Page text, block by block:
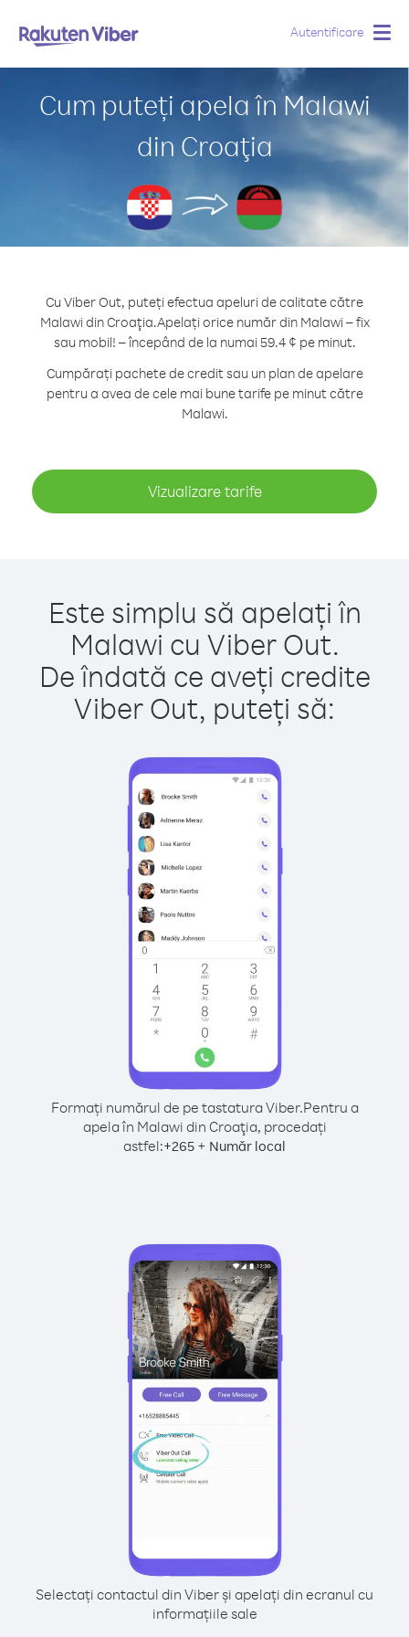
Autentificare
Cum puteți apela în Malawi
din Croaţia
Cu Viber Out, puteți efectua apeluri de calitate către
Malawi din Croaţia.Apelați orice număr din Malawi – fix
sau mobil! – începând de la numai 59.4 ¢ pe minut.
Cumpărați pachete de credit sau un plan de apelare
pentru a avea de cele mai bune tarife pe minut către
Malawi.
Vizualizare tarife
Este simplu să apelați în
Malawi cu Viber Out.
De îndată ce aveți credite
Viber Out, puteți să:
Formați numărul de pe tastatura Viber.Pentru a
apela în Malawi din Croaţia, procedați
astfel:+265 + Număr local
Selectați contactul din Viber și apelați din ecranul cu
informațiile sale